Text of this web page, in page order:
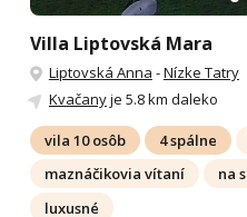
Villa Liptovská Mara
Liptovská Anna -Nízke Tatry
Kvačanyje 5.8 km daleko
vila 10 osôb 4 spálne
maznáčikovia vítaní
na
luxusné